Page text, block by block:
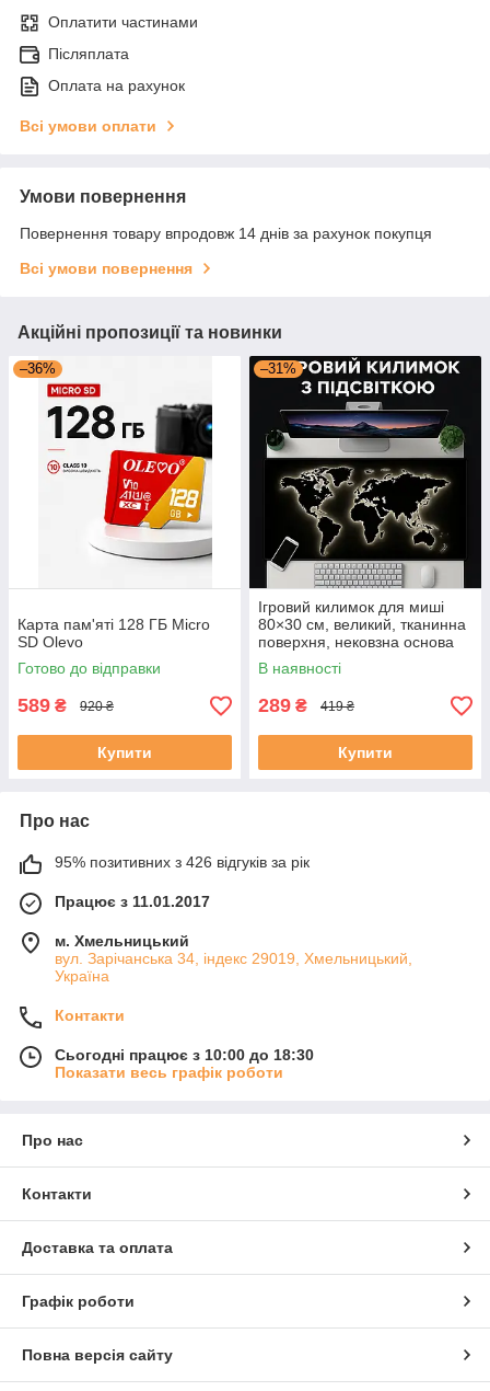
Оплатити частинами
Післяплата
Оплата на рахунок
Всі умови оплати
Умови повернення
Повернення товару впродовж 14 днів за рахунок покупця
Всі умови повернення
Акційні пропозиції та новинки
–36%
Карта пам'яті 128 ГБ Micro
SD Olevo
Готово до відправки
589 ₴ 920 ₴
Купити
–31%
Ігровий килимок для миші
80×30 см, великий, тканинна
поверхня, нековзна основа
В наявності
289 ₴ 419 ₴
Купити
Про нас
95% позитивних з 426 відгуків за рік
Працює з 11.01.2017
м. Хмельницький
вул. Зарічанська 34, індекс 29019, Хмельницький,
Україна
Контакти
Сьогодні працює з 10:00 до 18:30
Показати весь графік роботи
Про нас
Контакти
Доставка та оплата
Графік роботи
Повна версія сайту